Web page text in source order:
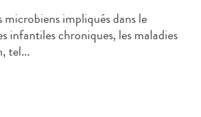
impliqués dans le
infantiles chroniques, les maladies
tel...